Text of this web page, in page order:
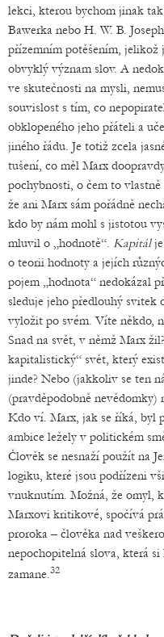
lekci, kterou bychom jinak
Bawerka nebo H. W. B.
přízemním potěšením, jelikož
obvyklý význam slov. A
ve skutečnosti na mysli,
souvislost s tím, co
obklopeného jeho přáteli a
jiného řádu. Je totiž zcela
tušení, co měl Marx
pochybnosti, o čem to
že ani Marx sám pořádně
kdo by nám mohl s jistotou
mluvil o „hodnotě“. Kapitál
o teorii hodnoty a jejích
pojem „hodnota“ nedokázal
sleduje jeho předlouhý
vyložit po svém. Víte někdo,
Snad na svět, v němž Marx
kapitalistický“ svět, který
jinde? Nebo (jakkoliv se ten
(pravděpodobně
Kdo ví. Marx, jak se říká, byl
ambice ležely v politickém
Člověk se nesnaží použít na
logiku, které jsou podřízeni
vnuknutím. Možná, že omyl,
Marxovi kritikové, spočívá
proroka – člověka nad
nepochopitelná slova, která
zamane.32